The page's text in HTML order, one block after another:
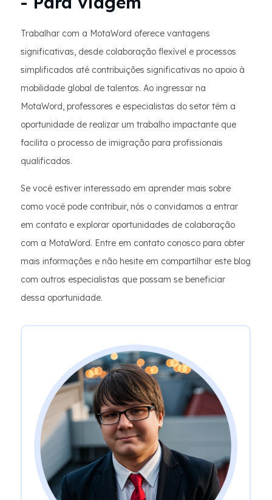
Trabalhar com a MotaWord oferece vantagens
significativas, desde colaboração flexível e processos
simplificados até contribuições significativas no apoio à
mobilidade global de talentos. Ao ingressar na
MotaWord, professores e especialistas do setor têm a
oportunidade de realizar um trabalho impactante que
facilita o processo de imigração para profissionais
qualificados.
Se você estiver interessado em aprender mais sobre
como você pode contribuir, nós o convidamos a entrar
em contato e explorar oportunidades de colaboração
com a MotaWord. Entre em contato conosco para obter
mais informações e não hesite em compartilhar este blog
com outros especialistas que possam se beneficiar
dessa oportunidade.